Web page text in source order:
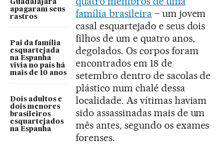
Guadalajara
apagaram seus
rastros
Pai da família
esquartejada
na Espanha
vivia no país há
mais de 10 anos
Dois adultos e
dois menores
brasileiros
esquartejados
na Espanha
família brasileira– um jovem
casal esquartejado e seus dois
filhos de um e quatro anos,
degolados. Os corpos foram
encontrados em 18 de
setembro dentro de sacolas de
plástico num chalé dessa
localidade. As vítimas haviam
sido assassinadas mais de um
mês antes, segundo os exames
forenses.